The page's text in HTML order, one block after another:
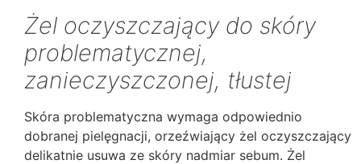
Żel oczyszczający do skóry
problematycznej,
zanieczyszczonej, tłustej
Skóra problematyczna wymaga odpowiednio
dobranej pielęgnacji, orzeźwiający żel oczyszczający
delikatnie usuwa ze skóry nadmiar sebum. Żel